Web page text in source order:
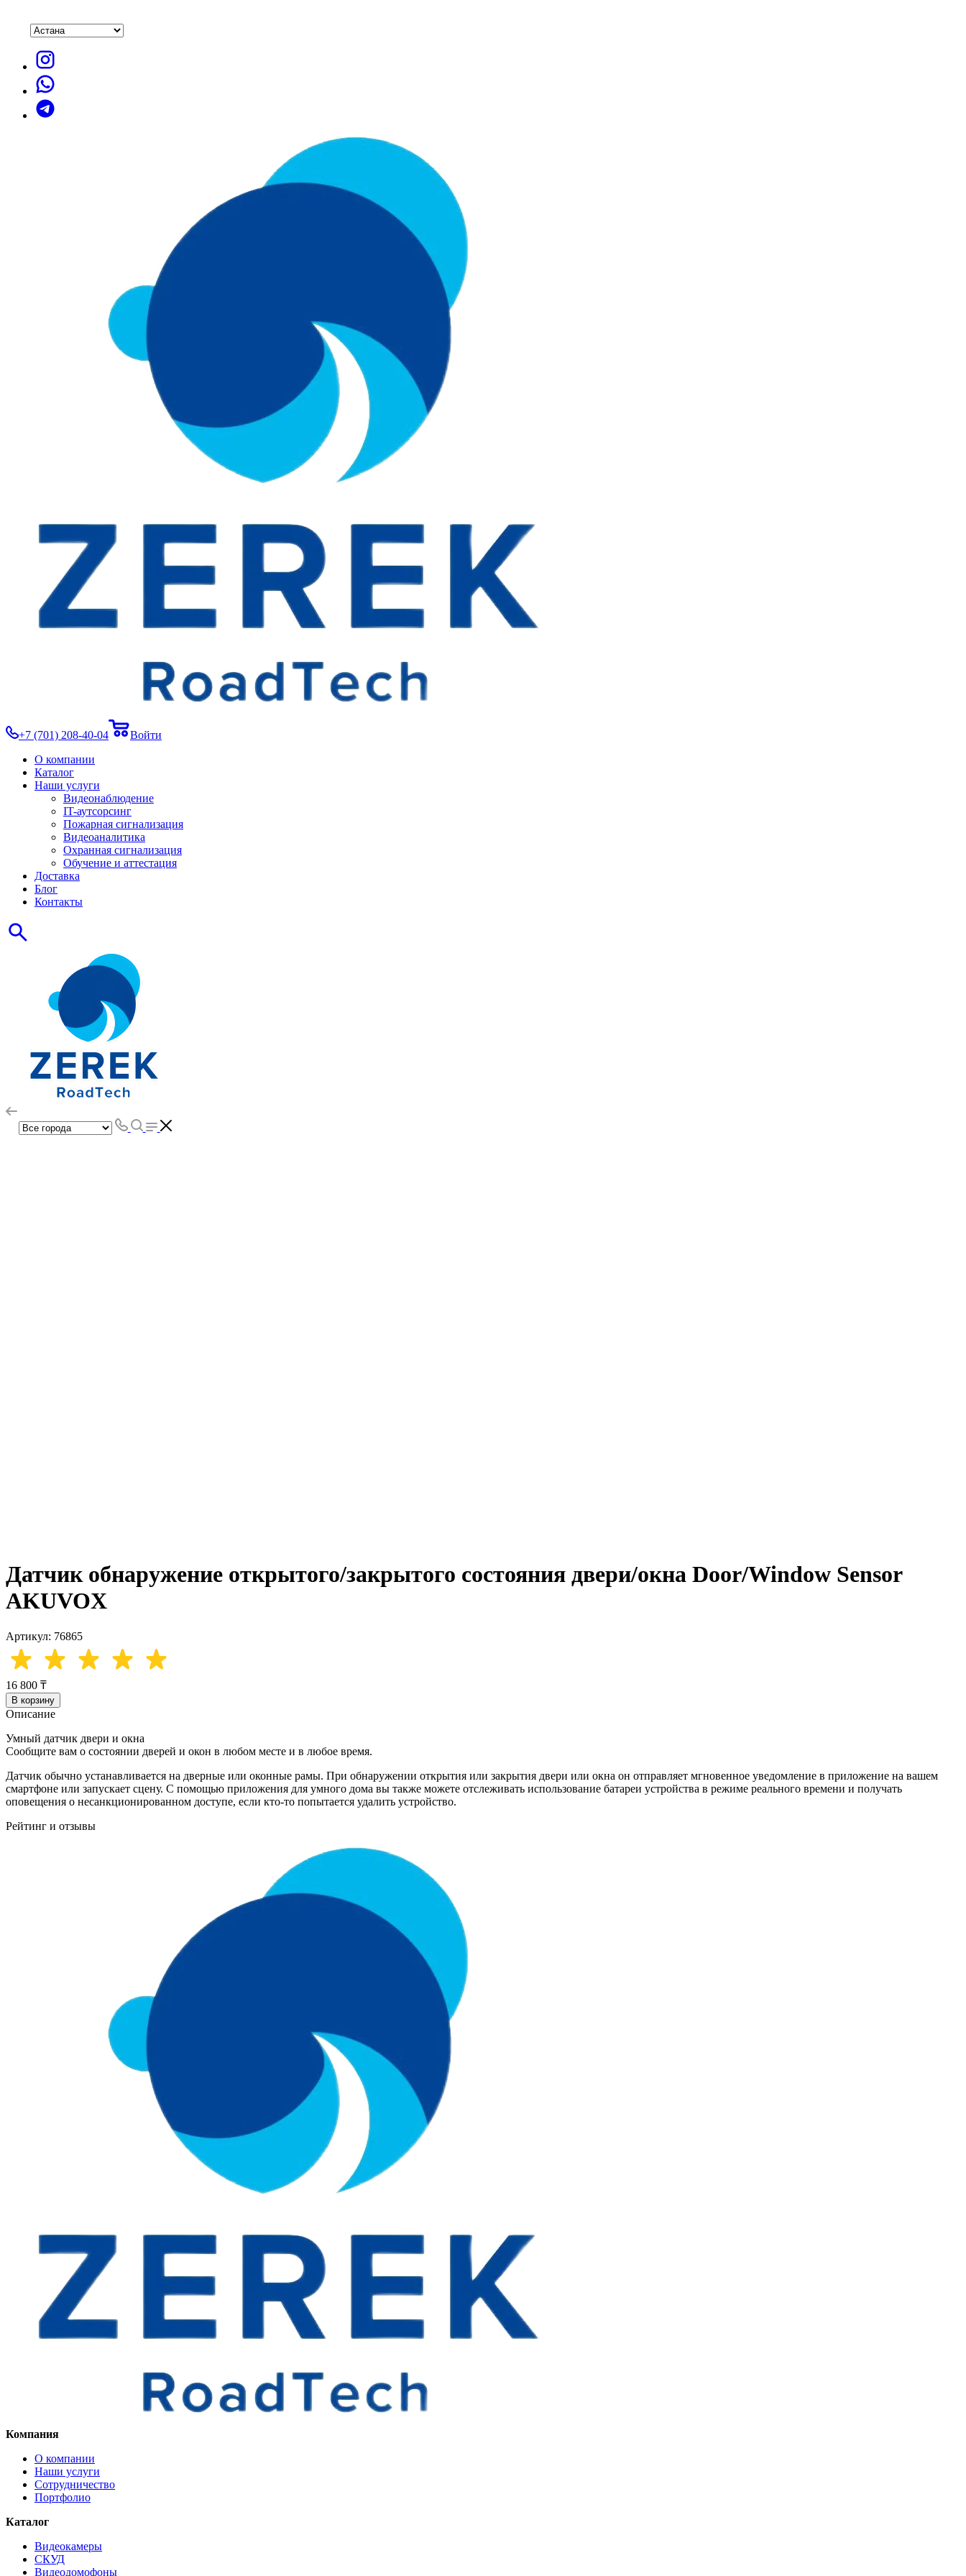
+7 (701) 208-40-04
Войти
О компании
Каталог
Наши услуги
Видеонаблюдение
IT-аутсорсинг
Пожарная сигнализация
Видеоаналитика
Охранная сигнализация
Обучение и аттестация
Доставка
Блог
Контакты
Датчик обнаружение открытого/закрытого состояния двери/окна Door/Window Sensor
AKUVOX
Артикул: 76865
16 800 ₸
В корзину
Описание
Умный датчик двери и окна
Сообщите вам о состоянии дверей и окон в любом месте и в любое время.
Датчик обычно устанавливается на дверные или оконные рамы. При обнаружении открытия или закрытия двери или окна он отправляет мгновенное уведомление в приложение на вашем
смартфоне или запускает сцену. С помощью приложения для умного дома вы также можете отслеживать использование батареи устройства в режиме реального времени и получать
оповещения о несанкционированном доступе, если кто-то попытается удалить устройство.
Рейтинг и отзывы
Компания
О компании
Наши услуги
Сотрудничество
Портфолио
Каталог
Видеокамеры
СКУД
Видеодомофоны